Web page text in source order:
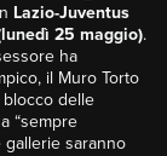
Lazio-Juventus
25 maggio).
ha
il Muro Torto
blocco delle
“sempre
gallerie saranno